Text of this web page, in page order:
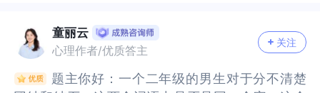
3%。心理暗示的“标签效应”‌；焦虑情绪的“传染
性”；关注点强化“问题”而非“能力”‌。过度关注错
误，反而让孩子在写作业时‌把70%的注意力放在“不
能犯错”上‌，而非真正理解知识。教育孩子不是发现
3%。心理暗示的“标签效应”‌；焦虑情绪的“传染
性”；关注点强化“问题”而非“能力”‌。过度关注错
误，反而让孩子在写作业时‌把70%的注意力放在“不
能犯错”上‌，而非真正理解知识。教育孩子不是发现
境强化记忆。在生活中指认文字（如路牌、菜
单），提问：“这个‘行’（银行）和‘行走’的‘行’一样
异，多数孩子随年龄增长和练习会逐渐改善。保持
境强化记忆。在生活中指认文字（如路牌、菜
单），提问：“这个‘行’（银行）和‘行走’的‘行’一样
异，多数孩子随年龄增长和练习会逐渐改善。保持
同的词，比如“结网”“结仇”“结亲”等，然后用每个词
造句。通过大量不同场景的词汇和句子，孩子能逐
渐明白同一个字在不同搭配里的意思。3.利用游戏
强化玩“汉字小侦探”游戏，家长说一个含“结”的词，
比如“结网”“结仇”“结亲”等，然后用每个词造句。通
过大量不同场景的词汇和句子，孩子能逐渐明白同
一个字在不同搭配里的意思。3.利用游戏强化玩“汉
字小侦探”游戏，家长说一个含“结”的词，孩子要快
童丽云
心理作者/优质答主
关注
题主你好：一个二年级的男生对于分不清楚